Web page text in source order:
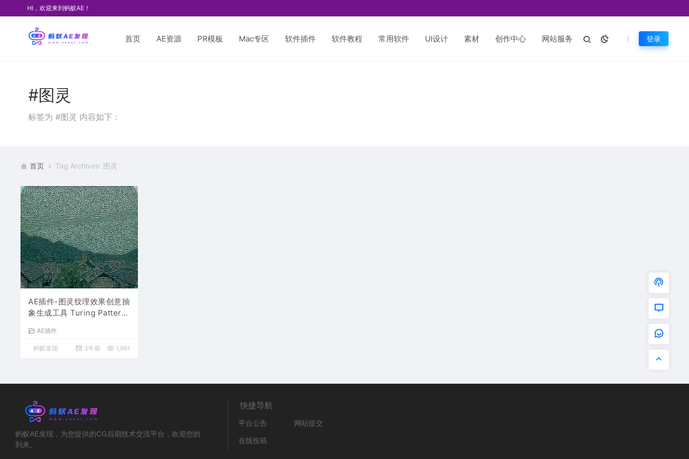
HI，欢迎来到蚂蚁AE！
首页 AE资源 PR模板 Mac专区 软件插件 软件教程 常用软件 UI设计 素材 创作中心 网站服务 登录
#图灵
标签为 #图灵 内容如下：
首页 Tag Archives: 图灵
AE插件-图灵纹理效果创意抽
象生成工具 Turing Pattern
AE插件
蚂蚁发现 3年前 1,991
蚂蚁AE发现，为您提供的CG后期技术交流平台，欢迎您的
到来。
快捷导航
平台公告
网站提交
在线投稿